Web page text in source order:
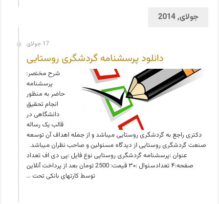
جولای, 2014
17 جولای
دانلود پرسشنامه گردشگری روستایی
شرح مختصر:
پرسشنامه
حاضر به منظور
انجام تحقیق
دانشگاهی در
قالب یک رساله
دکتری راجع به گردشگری روستایی میباشد و از جمله اهداف آن توسعه
صنعت گردشگری روستایی از دیدگاه مسئولین و صاحب نظران میباشد.
عنوان :پرسشنامه گردشگری روستایی نوع فایل :پی دی اف تعداد
صفحه:۴ تعدادسئوال :۳۰ قیمت: 2500 تومان بعد از پرداخت آنلاین
توسط کارتهای بانکی تحت …